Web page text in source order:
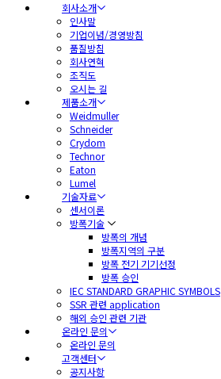
회사소개
인사말
기업이념/경영방침
품질방침
회사연혁
조직도
오시는 길
제품소개
Weidmuller
Schneider
Crydom
Technor
Eaton
Lumel
기술자료
센서이론
방폭기술
방폭의 개념
방폭지역의 구분
방폭 전기 기기선정
방폭 승인
IEC STANDARD GRAPHIC SYMBOLS
SSR 관련 application
해외 승인 관련 기관
온라인 문의
온라인 문의
고객센터
공지사항